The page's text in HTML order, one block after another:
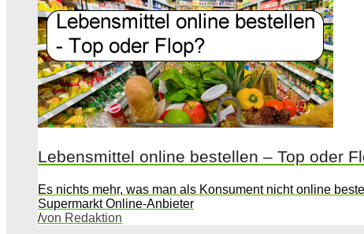
Lebensmittel online bestellen – Top oder
Es nichts mehr, was man als Konsument nicht online
Supermarkt Online-Anbieter
/von Redaktion